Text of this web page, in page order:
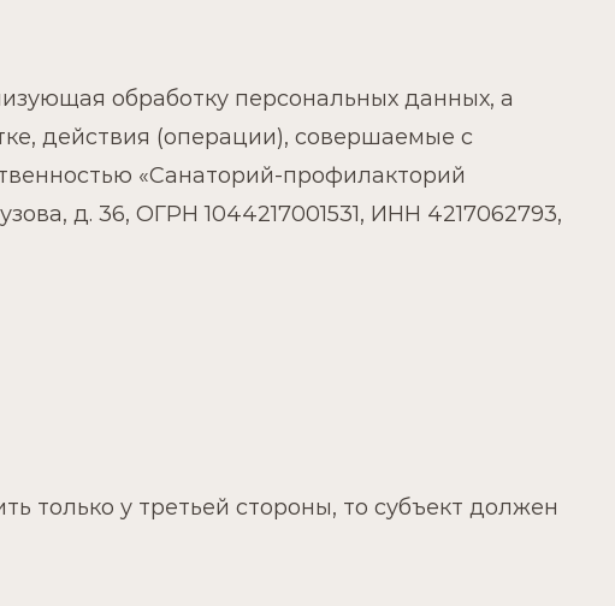
обработку персональных данных, а
действия (операции), совершаемые с
«Санаторий-профилакторий
д. 36, ОГРН 1044217001531, ИНН 4217062793,
только у третьей стороны, то субъект должен